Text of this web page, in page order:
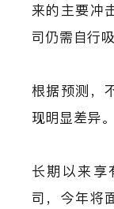
来的主要冲
司仍需自行
根据预测，
现明显差异。
长期以来享
司，今年将